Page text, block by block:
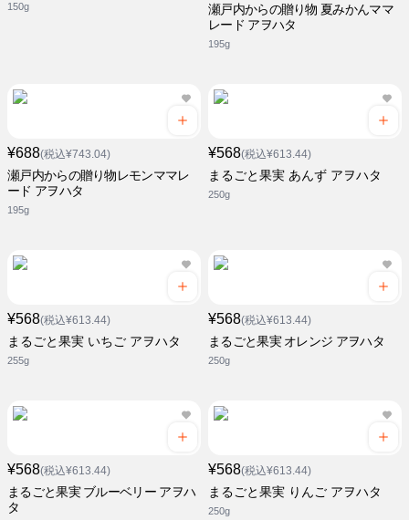
150g
瀬戸内からの贈り物 夏みかんママ
レード アヲハタ
195g
¥688(税込¥743.04)
瀬戸内からの贈り物レモンママレ
ード アヲハタ
195g
¥568(税込¥613.44)
まるごと果実 あんず アヲハタ
250g
¥568(税込¥613.44)
まるごと果実 いちご アヲハタ
255g
¥568(税込¥613.44)
まるごと果実 オレンジ アヲハタ
250g
¥568(税込¥613.44)
まるごと果実 ブルーベリー アヲハ
タ
¥568(税込¥613.44)
まるごと果実 りんご アヲハタ
250g